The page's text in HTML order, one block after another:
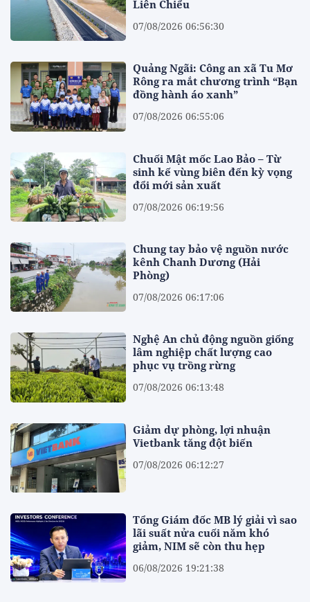
Liên Chiểu
07/08/2026 06:56:30
Quảng Ngãi: Công an xã Tu Mơ
Rông ra mắt chương trình “Bạn
đồng hành áo xanh”
07/08/2026 06:55:06
Chuối Mật mốc Lao Bảo – Từ
sinh kế vùng biên đến kỳ vọng
đổi mới sản xuất
07/08/2026 06:19:56
Chung tay bảo vệ nguồn nước
kênh Chanh Dương (Hải
Phòng)
07/08/2026 06:17:06
Nghệ An chủ động nguồn giống
lâm nghiệp chất lượng cao
phục vụ trồng rừng
07/08/2026 06:13:48
Giảm dự phòng, lợi nhuận
Vietbank tăng đột biến
07/08/2026 06:12:27
Tổng Giám đốc MB lý giải vì sao
lãi suất nửa cuối năm khó
giảm, NIM sẽ còn thu hẹp
06/08/2026 19:21:38